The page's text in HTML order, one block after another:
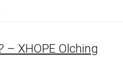
– XHOPE Olching